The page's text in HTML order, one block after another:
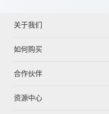
关于我们
如何购买
合作伙伴
资源中心